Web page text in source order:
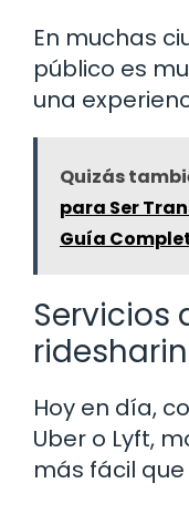
En muchas
público es
una
Quizás
para Ser
Guía
Servicios
Hoy en día,
Uber o Lyft,
más fácil